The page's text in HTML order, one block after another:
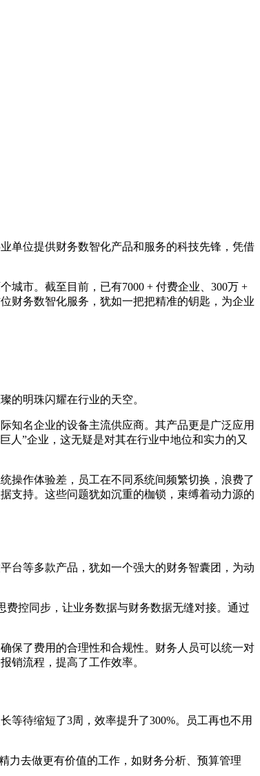
单位提供财务数智化产品和服务的科技先锋，凭借
市。截至目前，已有7000 + 付费企业、300万 +
财务数智化服务，犹如一把把精准的钥匙，为企业
的明珠闪耀在行业的天空。
知名企业的设备主流供应商。其产品更是广泛应用
人”企业，这无疑是对其在行业中地位和实力的又
操作体验差，员工在不同系统间频繁切换，浪费了
支持。这些问题犹如沉重的枷锁，束缚着动力源的
台等多款产品，犹如一个强大的财务智囊团，为动
控同步，让业务数据与财务数据无缝对接。通过
保了费用的合理性和合规性。财务人员可以统一对
销流程，提高了工作效率。
等待缩短了3周，效率提升了300%。员工再也不用
力去做更有价值的工作，如财务分析、预算管理